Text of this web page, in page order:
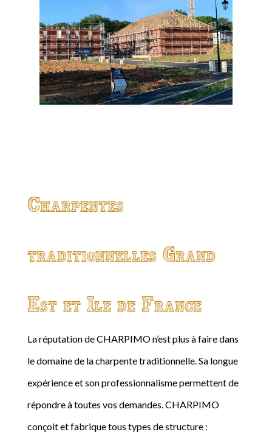
Charpentes
traditionnelles Grand
Est et Ile de France
La réputation de CHARPIMO n’est plus à faire dans
le domaine de la charpente traditionnelle. Sa longue
expérience et son professionnalisme permettent de
répondre à toutes vos demandes. CHARPIMO
conçoit et fabrique tous types de structure :